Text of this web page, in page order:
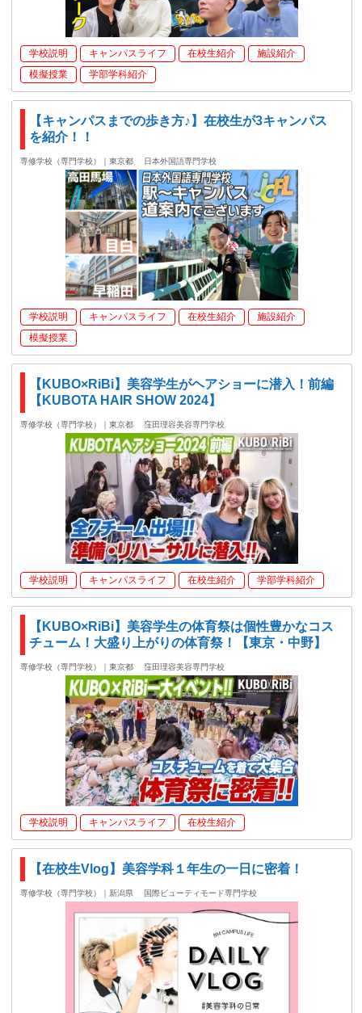
学校説明 キャンパスライフ 在校生紹介
施設紹介
模擬授業
学部学科紹介
【キャンパスまでの歩き方♪】在校生が3キャンパス
を紹介！！
専修学校（専門学校）｜東京都 日本外国語専門学校
学校説明 キャンパスライフ 在校生紹介
施設紹介
模擬授業
【KUBO×RiBi】美容学生がヘアショーに潜入！前編
【KUBOTA HAIR SHOW 2024】
専修学校（専門学校）｜東京都 窪田理容美容専門学校
学校説明 キャンパスライフ 在校生紹介 学部学科紹介
【KUBO×RiBi】美容学生の体育祭は個性豊かなコス
チューム！大盛り上がりの体育祭！【東京・中野】
専修学校（専門学校）｜東京都 窪田理容美容専門学校
学校説明 キャンパスライフ 在校生紹介
【在校生Vlog】美容学科１年生の一日に密着！
専修学校（専門学校）｜新潟県 国際ビューティモード専門学校